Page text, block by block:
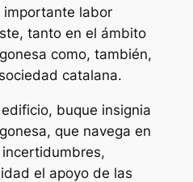
labor
tanto en el ámbito
como, también,
catalana.
buque insignia
que navega en
el apoyo de las